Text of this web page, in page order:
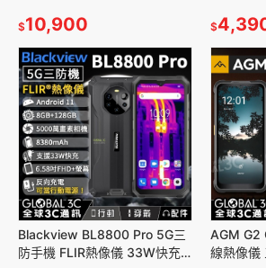
$10,900 $
Blackview BL8800 Pro 5G三
防手機 FLIR熱像儀 33W快充
AGM G2
線熱像儀